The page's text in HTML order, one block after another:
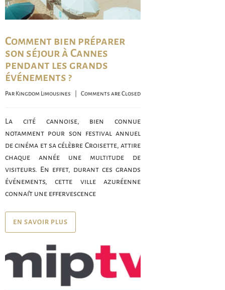
Comment bien préparer
son séjour à Cannes
pendant les grands
événements ?
Par Kingdom Limousines Comments are Closed
La cité cannoise, bien connue
notamment pour son festival annuel
de cinéma et sa célèbre Croisette, attire
chaque année une multitude de
visiteurs. En effet, durant ces grands
événements, cette ville azuréenne
connaît une effervescence
EN SAVOIR PLUS